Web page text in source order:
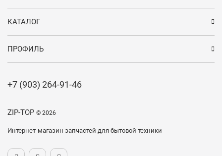
ZIP-TOP © 2026
Интернет-магазин запчастей для бытовой техники
КАТАЛОГ
ПРОФИЛЬ
+7 (903) 264-91-46